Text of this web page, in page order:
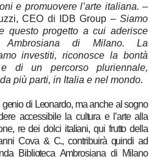
e promuovere l’arte italiana. –
CEO di IDB Group – Siamo
questo progetto a cui aderisce
di Milano. La
investiti, riconosce la bontà
di un percorso pluriennale,
più parti, in Italia e nel mondo.
di Leonardo, ma anche al sogno
accessibile la cultura e l’arte alla
re dei dolci italiani, qui frutto della
Cova & C., contribuirà quindi ad
Biblioteca Ambrosiana di Milano